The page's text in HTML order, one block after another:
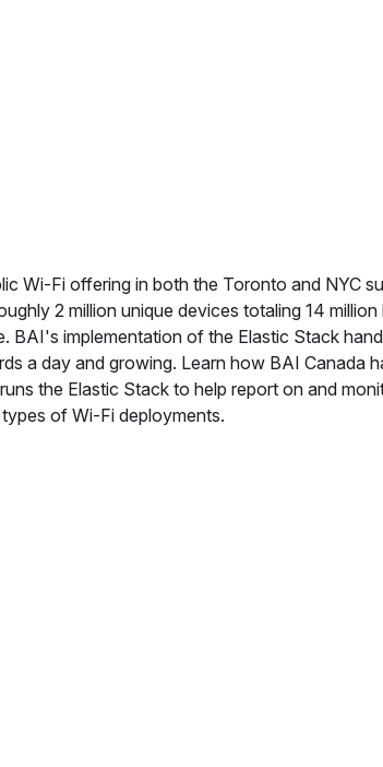
Wi-Fi offering in both the Toronto and NYC
2 million unique devices totaling 14 million
BAI's implementation of the Elastic Stack
a day and growing. Learn how BAI Canada
the Elastic Stack to help report on and
of Wi-Fi deployments.